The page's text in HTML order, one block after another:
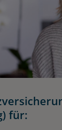
für: